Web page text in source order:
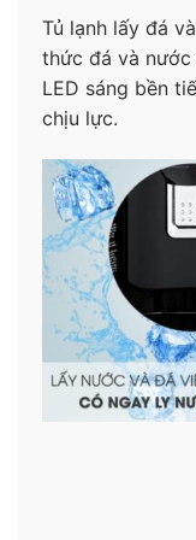
Tủ lạnh lấy đá
thức đá và
LED sáng bền
chịu lực.